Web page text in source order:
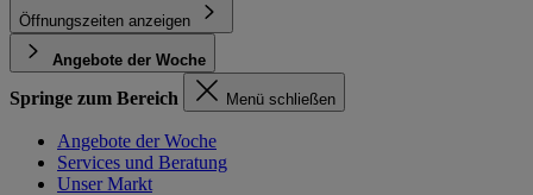
Öffnungszeiten anzeigen
Angebote der Woche
Springe zum Bereich Menü schließen
Angebote der Woche
Services und Beratung
Unser Markt